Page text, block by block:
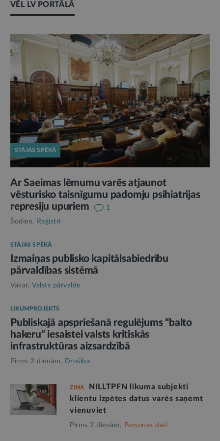
VĒL LV PORTĀLĀ
STĀJAS SPĒKĀ
Ar Saeimas lēmumu varēs atjaunot
vēsturisko taisnīgumu padomju psihiatrijas
represiju upuriem
1
Šodien,
Reģistri
STĀJAS SPĒKĀ
Izmaiņas publisko kapitālsabiedrību
pārvaldības sistēmā
Vakar, Valsts pārvalde
LIKUMPROJEKTS
Publiskajā apspriešanā regulējums “balto
hakeru” iesaistei valsts kritiskās
infrastruktūras aizsardzībā
Pirms 2 dienām, Drošība
ZIŅA
NILLTPFN likuma subjekti
klientu izpētes datus varēs saņemt
vienuviet
Pirms 2 dienām, Personas dati